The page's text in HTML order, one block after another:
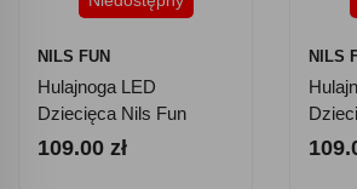
NILS FUN
Hulajnoga LED
Dziecięca Nils Fun
HLB001 - Różowa
109.00 zł
NILS